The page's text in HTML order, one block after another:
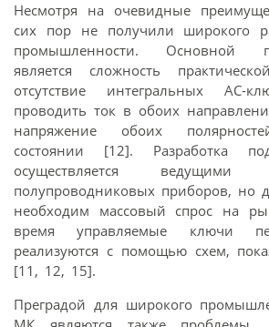
Несмотря на очевидные
сих пор не получили широкого
промышленности. Основной
является сложность
отсутствие интегральных АС-
проводить ток в обоих
напряжение обоих
состоянии [12]. Разработка
осуществляется ведущими
полупроводниковых приборов, но
необходим массовый спрос на
время управляемые ключи
реализуются с помощью схем,
[11, 12, 15].
Преградой для широкого